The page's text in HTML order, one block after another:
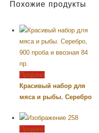
Похожие продукты
Продано
Красивый набор для
мяса и рыбы. Серебро
Продано